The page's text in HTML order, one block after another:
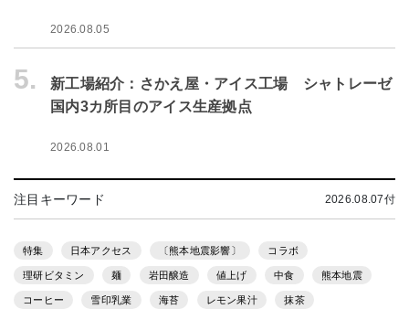
2026.08.05
5.
新工場紹介：さかえ屋・アイス工場 シャトレーゼ
国内3カ所目のアイス生産拠点
2026.08.01
注目キーワード 2026.08.07付
特集 日本アクセス 〔熊本地震影響〕 コラボ
理研ビタミン 麺 岩田醸造 値上げ 中食 熊本地震
コーヒー 雪印乳業 海苔 レモン果汁 抹茶